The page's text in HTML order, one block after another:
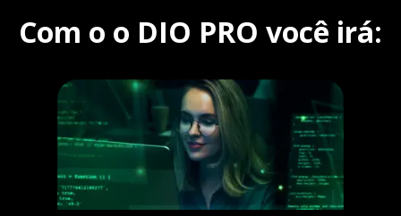
Com o o DIO PRO você irá: